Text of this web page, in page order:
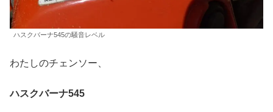
ハスクバーナ545の騒音レベル
わたしのチェンソー、
ハスクバーナ545